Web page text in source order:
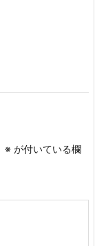
※ が付いている欄